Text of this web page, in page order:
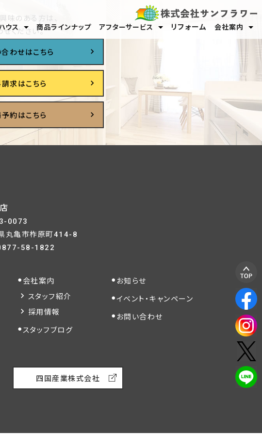
ウス
店
店ハウス
商品ラインナップ アフターサービス
オーナーサポート
保証・メンテナンス
リフォーム 会社案内
スタッフ紹介
採用情報
味のある方は、
ください。
わせはこちら
求はこちら
約はこちら
0073
丸亀市柞原町414-8
58-1822
会社案内
スタッフ紹介
採用情報
スタッフブログ
お知らせ
イベント・キャンペーン
お問い合わせ
四国産業株式会社